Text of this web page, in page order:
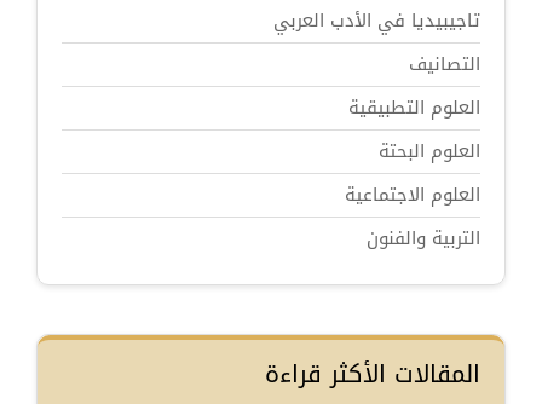
تاجيبيديا في الأدب العربي
التصانيف
العلوم التطبيقية
العلوم البحتة
العلوم الاجتماعية
التربية والفنون
المقالات الأكثر قراءة